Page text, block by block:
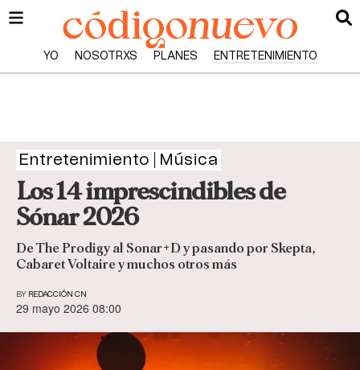
YO NOSOTRXS PLANES ENTRETENIMIENTO
Entretenimiento Música
Los 14 imprescindibles de
Sónar 2026
De The Prodigy al Sonar+D y pasando por Skepta,
Cabaret Voltaire y muchos otros más
BY REDACCIÓN CN
29 mayo 2026 08:00